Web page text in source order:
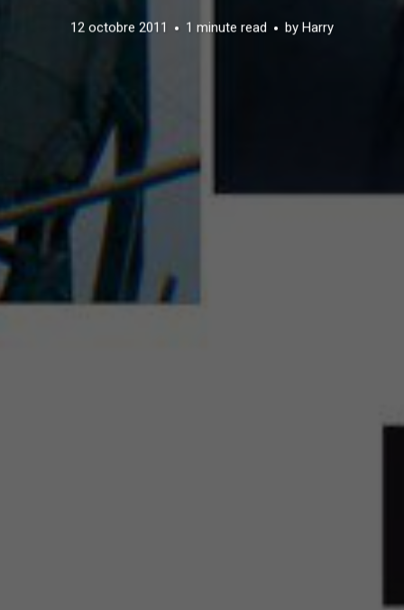
12 octobre 2011 1 minute read by Harry